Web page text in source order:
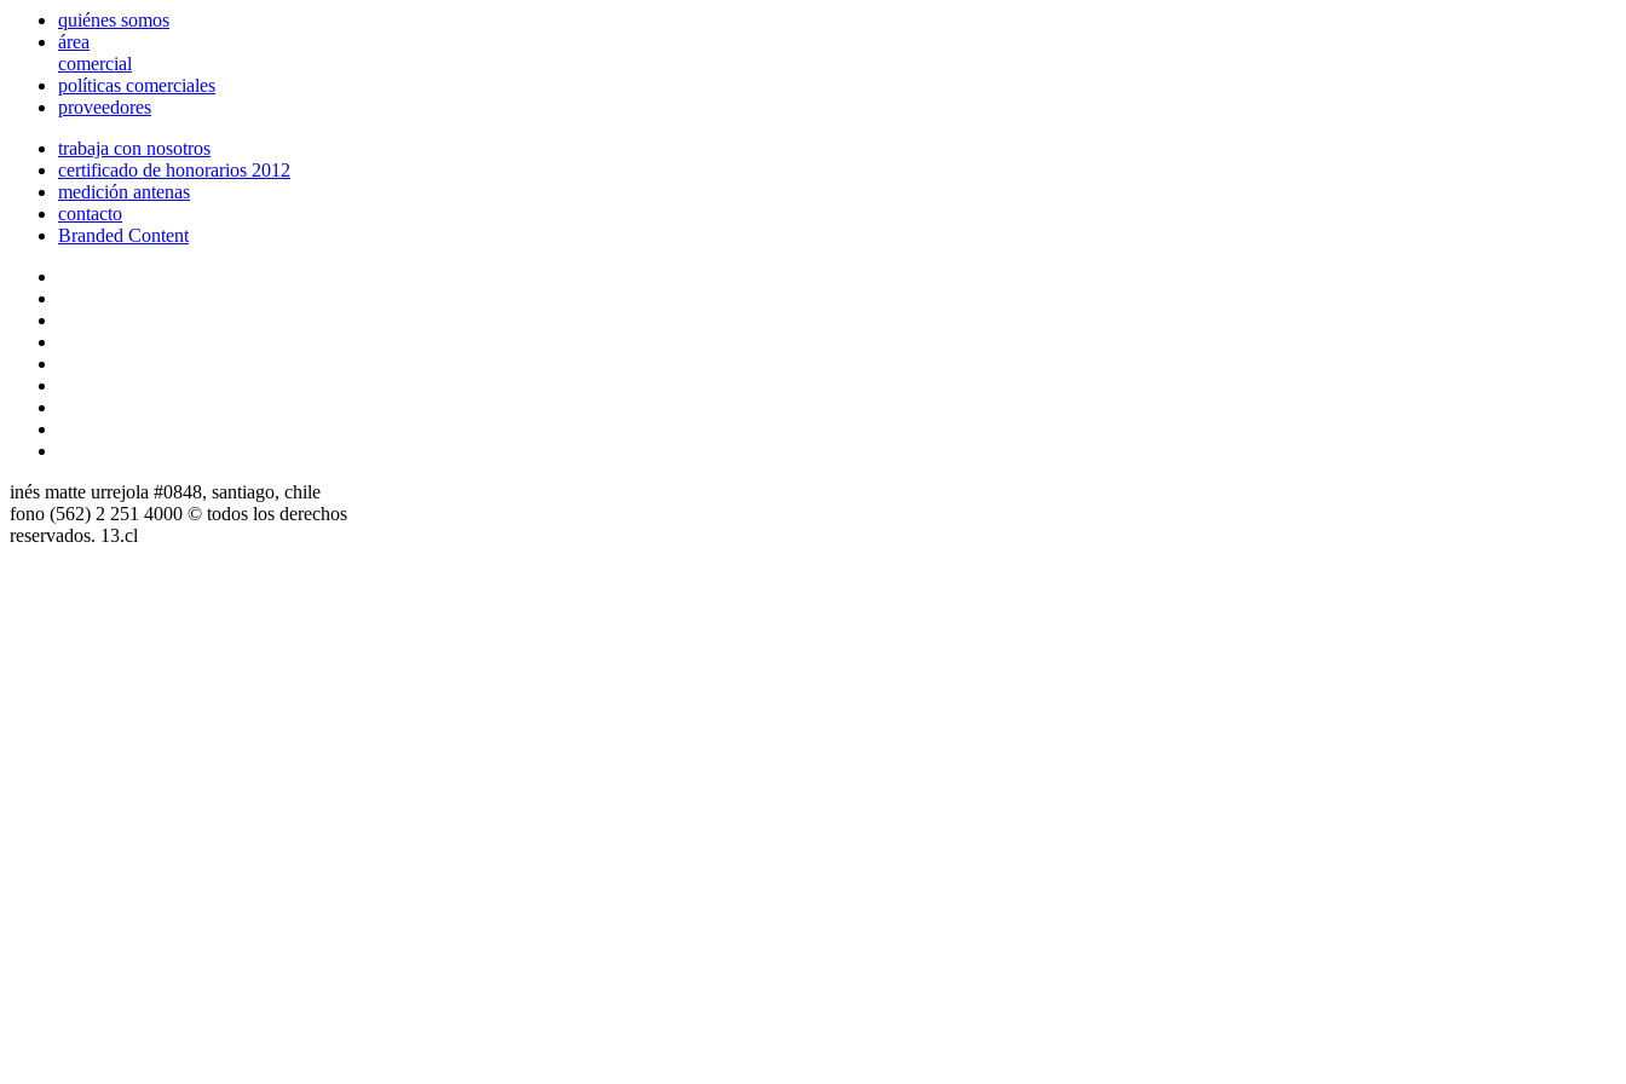
quiénes somos
área
comercial
políticas comerciales
proveedores
trabaja con nosotros
certificado de honorarios 2012
medición antenas
contacto
Branded Content
inés matte urrejola #0848, santiago, chile
fono (562) 2 251 4000 © todos los derechos
reservados. 13.cl